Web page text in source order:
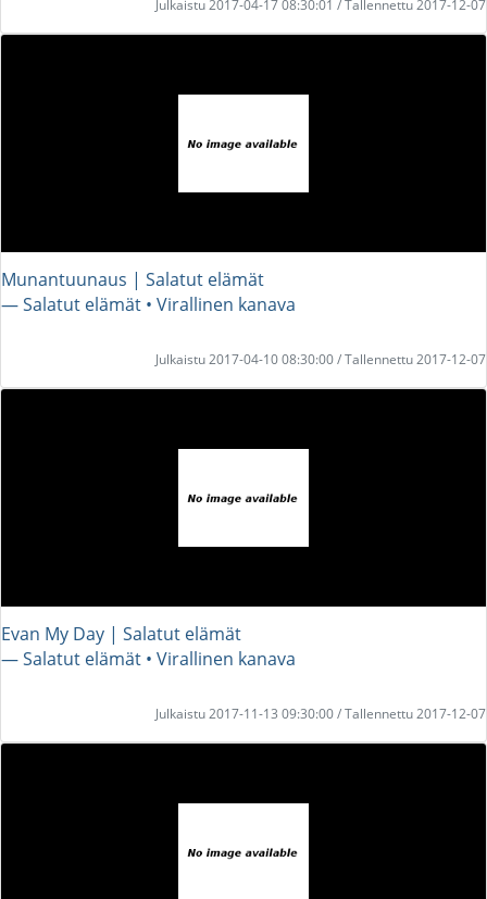
Julkaistu 2017-04-17 08:30:01 / Tallennettu 2017-12-07
Munantuunaus | Salatut elämät
― Salatut elämät • Virallinen kanava
Julkaistu 2017-04-10 08:30:00 / Tallennettu 2017-12-07
Evan My Day | Salatut elämät
― Salatut elämät • Virallinen kanava
Julkaistu 2017-11-13 09:30:00 / Tallennettu 2017-12-07